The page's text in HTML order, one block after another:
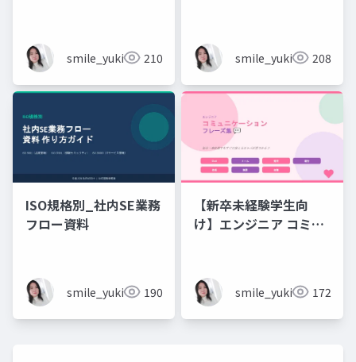
smile_yukiko_it210 smile_yukiko_it208
ISO規格別_社内SE業務
フロー資料
smile_yukiko_it190
【新卒未経験学生向
け】エンジニア コミュ
のコミュニケーション
フレーズ集smile_yukiko_it172